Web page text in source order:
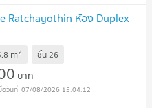
Ratchayothin ห้อง Duplex
m2 ชั้น26
บาท
07/08/2026 15:04:12